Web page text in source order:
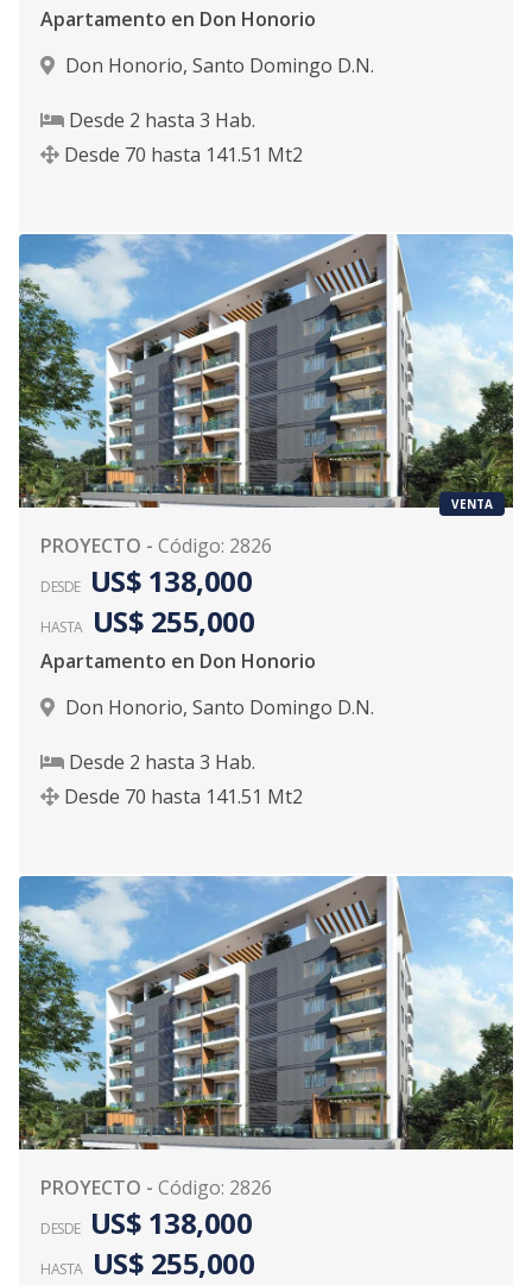
Apartamento en Don Honorio
Don Honorio, Santo Domingo D.N.
Desde 2 hasta 3 Hab.
Desde 70 hasta 141.51 Mt2
VENTA
PROYECTO - Código: 2826
DESDE US$ 138,000
HASTA US$ 255,000
Apartamento en Don Honorio
Don Honorio, Santo Domingo D.N.
Desde 2 hasta 3 Hab.
Desde 70 hasta 141.51 Mt2
PROYECTO - Código: 2826
DESDE US$ 138,000
HASTA US$ 255,000